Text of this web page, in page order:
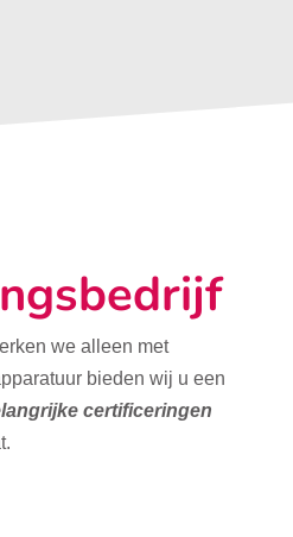
we alleen met
bieden wij u een
certificeringen